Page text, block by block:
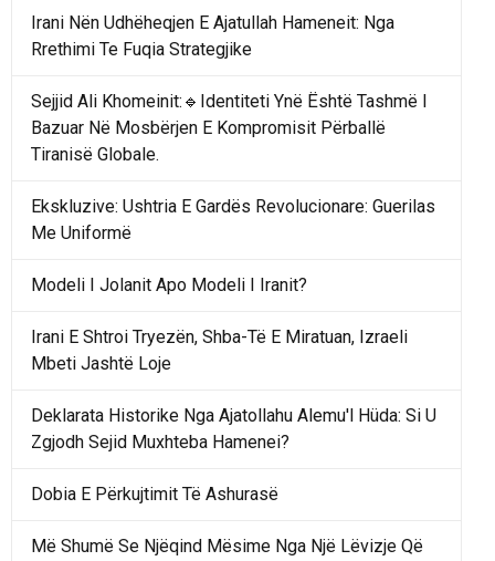
Irani Nën Udhëheqjen E Ajatullah Hameneit: Nga
Rrethimi Te Fuqia Strategjike
Sejjid Ali Khomeinit:🔹Identiteti Ynë Është Tashmë I
Bazuar Në Mosbërjen E Kompromisit Përballë
Tiranisë Globale.
Ekskluzive: Ushtria E Gardës Revolucionare: Guerilas
Me Uniformë
Modeli I Jolanit Apo Modeli I Iranit?
Irani E Shtroi Tryezën, Shba-Të E Miratuan, Izraeli
Mbeti Jashtë Loje
Deklarata Historike Nga Ajatollahu Alemu'l Hüda: Si U
Zgjodh Sejid Muxhteba Hamenei?
Dobia E Përkujtimit Të Ashurasë
Më Shumë Se Njëqind Mësime Nga Një Lëvizje Që